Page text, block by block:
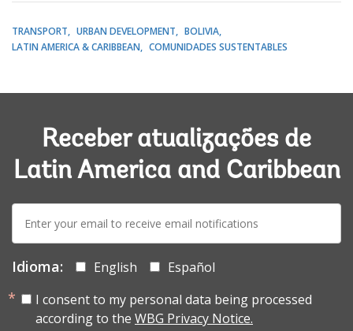
TRANSPORT URBAN DEVELOPMENT
BOLIVIA
LATIN AMERICA & CARIBBEAN
COMUNIDADES SUSTENTABLES
Receber atualizações de
Latin America and Caribbean
E-
mail:
Idioma: English
Español
I consent to my personal data being processed
according to the WBG Privacy Notice.